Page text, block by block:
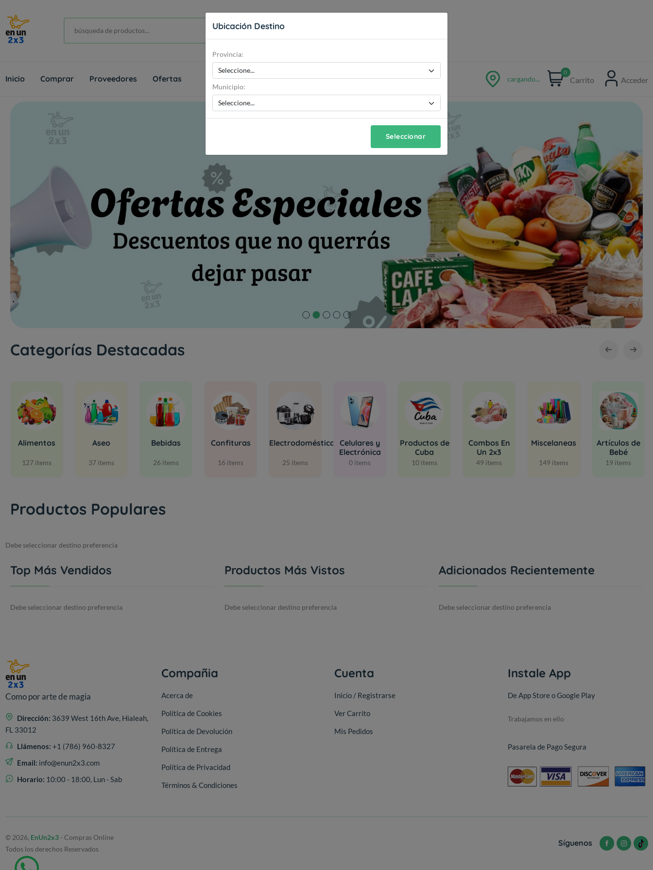
Inicio Comprar Proveedores Ofertas cargando...
0
Carrito Acceder
Categorías Destacadas
Alimentos
127 items
Aseo
37 items
Bebidas
26 items
Confituras
16 items
Electrodomésticos
25 items
Celulares y
Electrónica
0 items
Productos de
Cuba
10 items
Combos En
Un 2x3
49 items
Miscelaneas
149 items
Artículos de
Bebé
19 items
Productos Populares
Debe seleccionar destino preferencia
Top Más Vendidos
Debe seleccionar destino preferencia
Productos Más Vistos
Debe seleccionar destino preferencia
Adicionados Recientemente
Debe seleccionar destino preferencia
Como por arte de magia
Dirección: 3639 West 16th Ave, Hialeah,
FL 33012
Llámenos: +1 (786) 960-8327
Email: info@enun2x3.com
Horario: 10:00 - 18:00, Lun - Sab
Compañia
Acerca de
Política de Cookies
Política de Devolución
Política de Entrega
Política de Privacidad
Términos & Condiciones
Cuenta
Inicio / Registrarse
Ver Carrito
Mis Pedidos
Instale App
De App Store o Google Play
Trabajamos en ello
Pasarela de Pago Segura
© 2026, EnUn2x3- Compras Online
Todos los derechos Reservados
Síguenos
Ubicación Destino
Provincia:
Municipio:
Seleccionar